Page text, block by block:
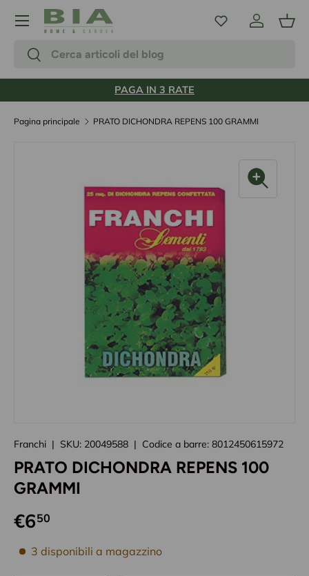
Passa ai contenuti
CercaCerca
Accedi
Menu
PAGA IN 3 RATE
Pagina principale PRATO DICHONDRA REPENS 100 GRAMMI
Franchi | SKU: 20049588 | Codice a barre: 8012450615972
PRATO DICHONDRA REPENS 100
GRAMMI
€650
disponibilità prodotto
3 disponibili a magazzino